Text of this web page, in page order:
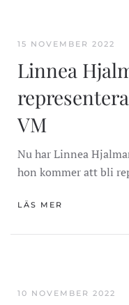
15 NOVEMBER 2022
Linnea
VM
Nu harLinnea
hon kommer att bli
LÄS MER
10 NOVEMBER 2022